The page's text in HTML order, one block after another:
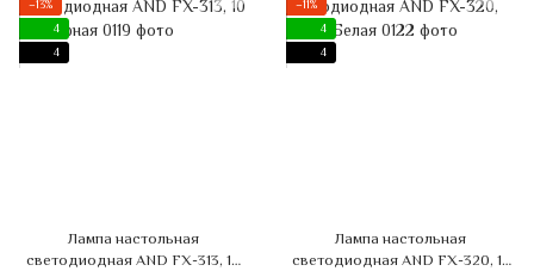
−13%
4
4
Лампа настольная
светодиодная AND FX-313, 10
−11%
4
4
Лампа настольная
светодиодная AND FX-320, 15